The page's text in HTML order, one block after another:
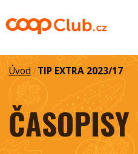
Úvod / TIP EXTRA 2023/17
ČASOPISY